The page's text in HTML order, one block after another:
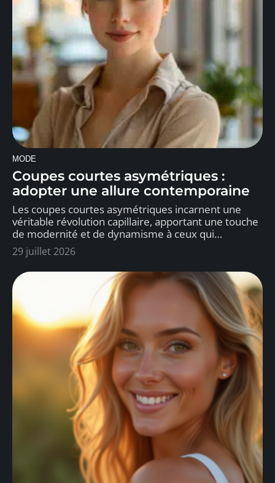
MODE
Coupes courtes asymétriques :
adopter une allure contemporaine
Les coupes courtes asymétriques incarnent une
véritable révolution capillaire, apportant une touche
de modernité et de dynamisme à ceux qui…
29 juillet 2026